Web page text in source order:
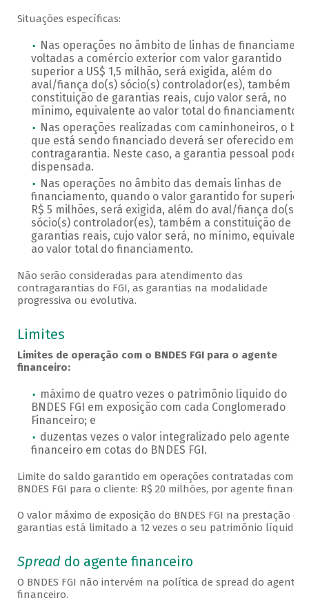
Situações específicas:
Nas operações no âmbito de linhas de
voltadas a comércio exterior com valor garantido
superior a US$ 1,5 milhão, será exigida, além do
aval/fiança do(s) sócio(s) controlador(es), também a
constituição de garantias reais, cujo valor será, no
mínimo, equivalente ao valor total do financiamento.
Nas operações realizadas com caminhoneiros, o
que está sendo financiado deverá ser oferecido em
contragarantia. Neste caso, a garantia pessoal pode
dispensada.
Nas operações no âmbito das demais linhas de
financiamento, quando o valor garantido for superior
R$ 5 milhões, será exigida, além do aval/fiança do(s)
sócio(s) controlador(es), também a constituição de
garantias reais, cujo valor será, no mínimo,
ao valor total do financiamento.
Não serão consideradas para atendimento das
contragarantias do FGI, as garantias na modalidade
progressiva ou evolutiva.
Limites
Limites de operação com o BNDES FGI para o agente
financeiro:
máximo de quatro vezes o patrimônio líquido do
BNDES FGI em exposição com cada Conglomerado
Financeiro; e
duzentas vezes o valor integralizado pelo agente
financeiro em cotas do BNDES FGI.
Limite do saldo garantido em operações contratadas com o
BNDES FGI para o cliente: R$ 20 milhões, por agente
O valor máximo de exposição do BNDES FGI na prestação de
garantias está limitado a 12 vezes o seu patrimônio líquido.
Spreaddo agente financeiro
O BNDES FGI não intervém na política de spread do agente
financeiro.